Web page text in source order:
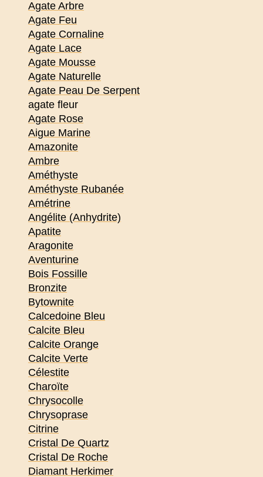
Agate Arbre
Agate Feu
Agate Cornaline
Agate Lace
Agate Mousse
Agate Naturelle
Agate Peau De Serpent
agate fleur
Agate Rose
Aigue Marine
Amazonite
Ambre
Améthyste
Améthyste Rubanée
Amétrine
Angélite (Anhydrite)
Apatite
Aragonite
Aventurine
Bois Fossille
Bronzite
Bytownite
Calcedoine Bleu
Calcite Bleu
Calcite Orange
Calcite Verte
Célestite
Charoïte
Chrysocolle
Chrysoprase
Citrine
Cristal De Quartz
Cristal De Roche
Diamant Herkimer